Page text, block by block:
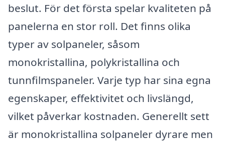
beslut. För det första spelar kvaliteten på
panelerna en stor roll. Det finns olika
typer av solpaneler, såsom
monokristallina, polykristallina och
tunnfilmspaneler. Varje typ har sina egna
egenskaper, effektivitet och livslängd,
vilket påverkar kostnaden. Generellt sett
är monokristallina solpaneler dyrare men